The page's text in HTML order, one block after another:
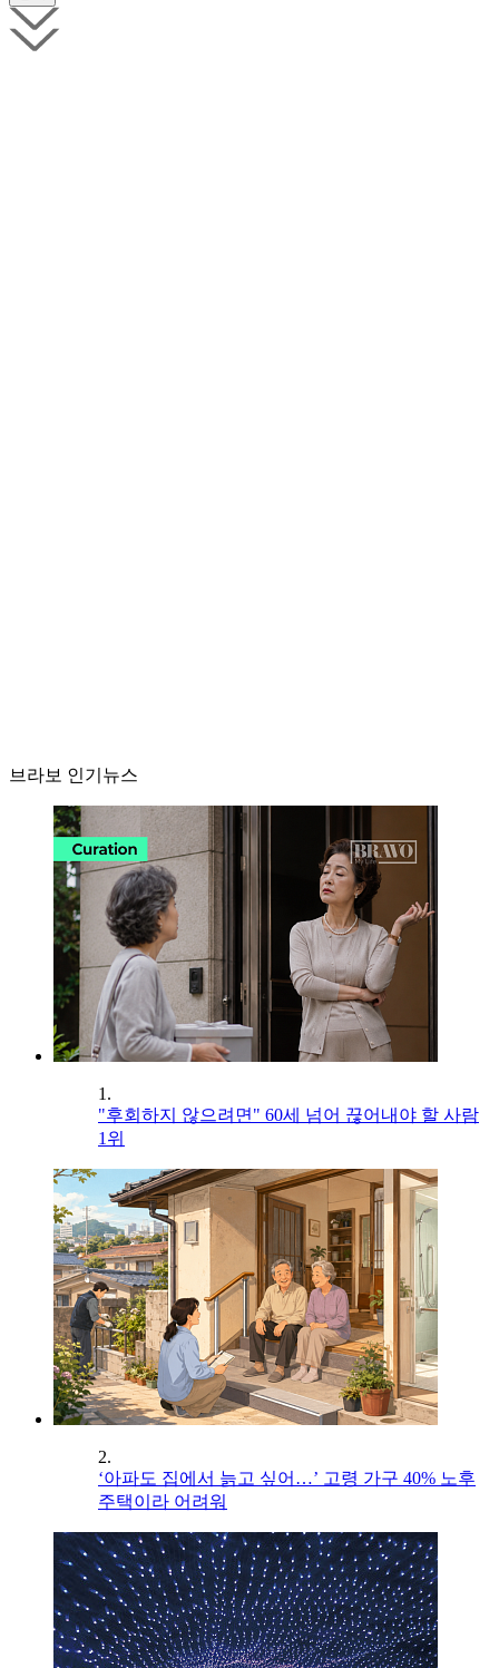
브라보 인기뉴스
1.
"후회하지 않으려면" 60세 넘어 끊어내야 할 사람
1위
2.
‘아파도 집에서 늙고 싶어…’ 고령 가구 40% 노후
주택이라 어려워